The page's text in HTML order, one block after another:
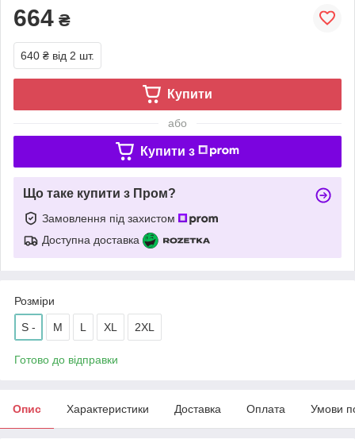
664 ₴
640 ₴ від 2 шт.
Купити
або
Купити з
Що таке купити з Пром?
Замовлення під захистом
Доступна доставка
Розміри
S - M L XL 2XL
Готово до відправки
Опис Характеристики Доставка Оплата Умови